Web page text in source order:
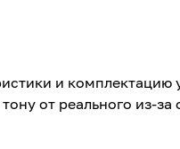
2000
и комплектацию
от реального из-